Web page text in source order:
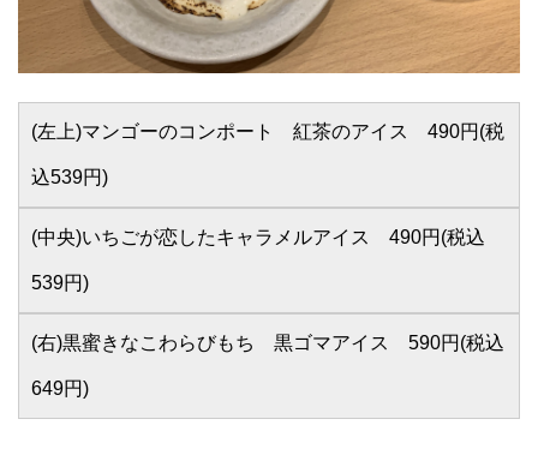
(左上)マンゴーのコンポート 紅茶のアイス 490円(税
込539円)
(中央)いちごが恋したキャラメルアイス 490円(税込
539円)
(右)黒蜜きなこわらびもち 黒ゴマアイス 590円(税込
649円)